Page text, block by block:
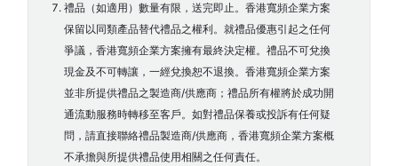
禮品（如適用）數量有限，送完即止。香港寬頻企業方案
保留以同類產品替代禮品之權利。就禮品優惠引起之任何
爭議，香港寬頻企業方案擁有最終決定權。禮品不可兌換
現金及不可轉讓，一經兌換恕不退換。香港寬頻企業方案
並非所提供禮品之製造商/供應商；禮品所有權將於成功開
通流動服務時轉移至客戶。如對禮品保養或投訴有任何疑
問，請直接聯絡禮品製造商/供應商，香港寬頻企業方案概
不承擔與所提供禮品使用相關之任何責任。